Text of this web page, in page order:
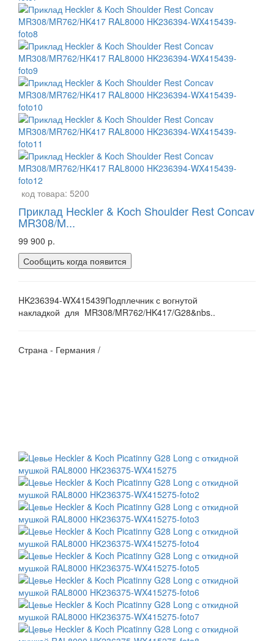
код товара: 5200
Приклад Heckler & Koch Shoulder Rest Concav
MR308/M...
99 900 р.
Сообщить когда появится
HK236394-WX415439Подплечник с вогнутой
накладкой для MR308/MR762/HK417/G28&nbs..
Страна - Германия /